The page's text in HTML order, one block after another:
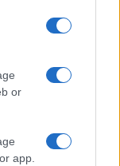
or
app.